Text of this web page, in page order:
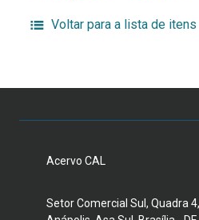
Voltar para a lista de itens
Acervo CAL
Setor Comercial Sul, Quadra